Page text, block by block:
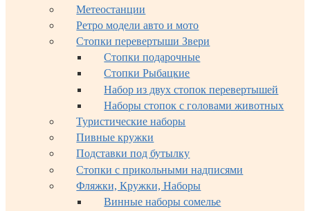
Метеостанции
Ретро модели авто и мото
Стопки перевертыши Звери
Стопки подарочные
Стопки Рыбацкие
Набор из двух стопок перевертышей
Наборы стопок с головами животных
Туристические наборы
Пивные кружки
Подставки под бутылку
Стопки с прикольными надписями
Фляжки, Кружки, Наборы
Винные наборы сомелье